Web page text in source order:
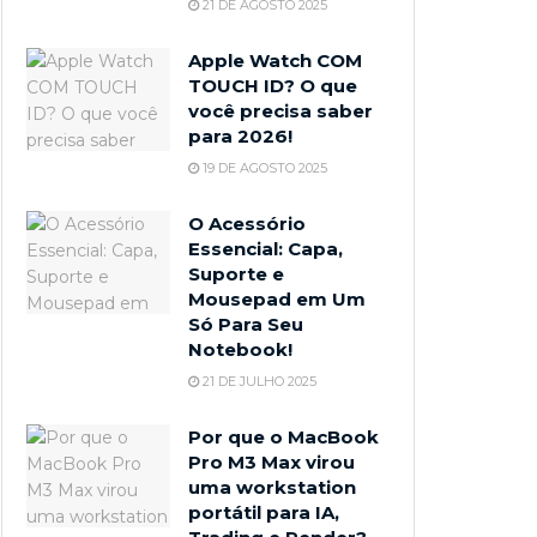
21 DE AGOSTO 2025
Apple Watch COM
TOUCH ID? O que
você precisa saber
para 2026!
19 DE AGOSTO 2025
O Acessório
Essencial: Capa,
Suporte e
Mousepad em Um
Só Para Seu
Notebook!
21 DE JULHO 2025
Por que o MacBook
Pro M3 Max virou
uma workstation
portátil para IA,